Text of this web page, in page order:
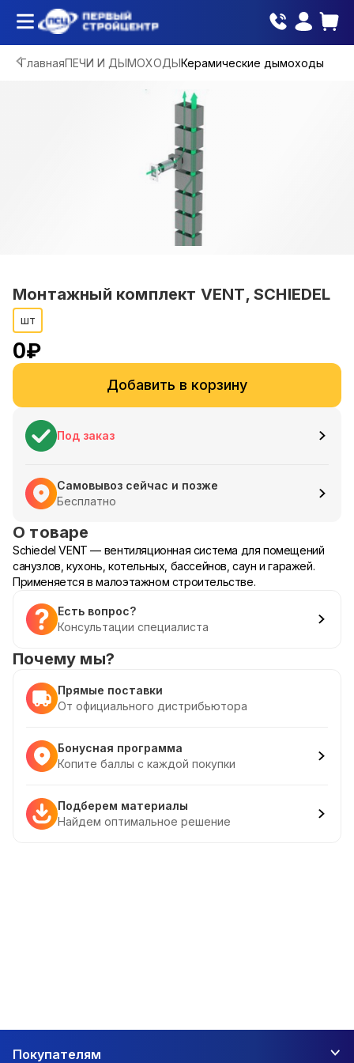
ГлавнаяПЕЧИ И ДЫМОХОДЫКерамические дымоходы
Монтажный комплект VENT, SCHIEDEL
шт
0₽
Добавить в корзину
Под заказ
Самовывоз сейчас и позже
Бесплатно
О товаре
Schiedel VENT — вентиляционная система для помещений
санузлов, кухонь, котельных, бассейнов, саун и гаражей.
Применяется в малоэтажном строительстве.
Есть вопрос?
Консультации специалиста
Почему мы?
Прямые поставки
От официального дистрибьютора
Бонусная программа
Копите баллы с каждой покупки
Подберем материалы
Найдем оптимальное решение
Покупателям